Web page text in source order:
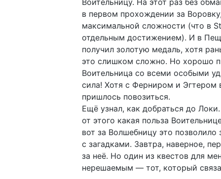
в первом прохождении за
максимальной сложности (что в
отдельным достижением). И в
получил золотую медаль, хотя
это слишком сложно. Но хорошо
Воительница со всеми особыми
сила! Хотя с Ферниром и Эгтером
пришлось повозиться.
Ещё узнал, как добраться до
от этого какая польза
вот за Волшебницу это позволило
с загадками. Завтра, наверное,
за неё. Но один из квестов для
нерешаемым — тот, который